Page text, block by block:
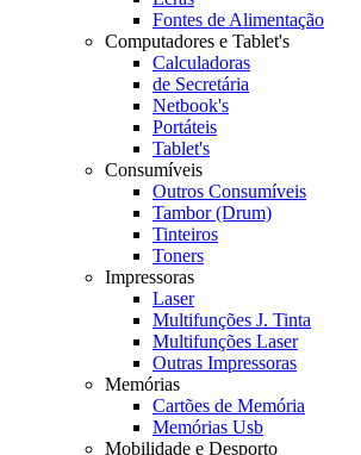
Fontes de Alimentação
Computadores e Tablet's
Calculadoras
de Secretária
Netbook's
Portáteis
Tablet's
Consumíveis
Outros Consumíveis
Tambor (Drum)
Tinteiros
Toners
Impressoras
Laser
Multifunções J. Tinta
Multifunções Laser
Outras Impressoras
Memórias
Cartões de Memória
Memórias Usb
Mobilidade e Desporto